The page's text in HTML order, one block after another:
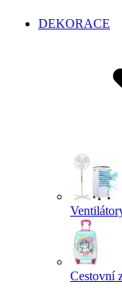
DEKORACE
Cestovní